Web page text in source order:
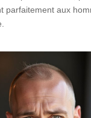
parfaitement aux